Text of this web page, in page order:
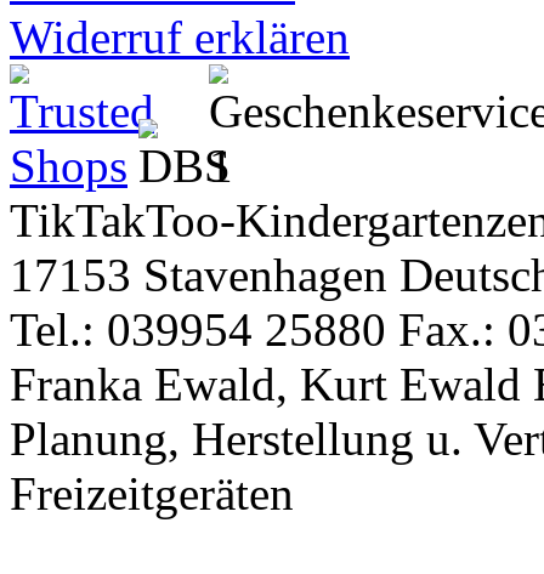
Widerruf erklären
TikTakToo-
17153 Stavenhagen
Tel.: 039954 25880 Fax.:
Franka Ewald, Kurt Ewald
Planung, Herstellung u.
Freizeitgeräten